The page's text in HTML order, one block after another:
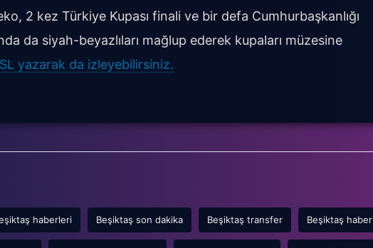
2 kez Türkiye Kupası finali ve bir defa Cumhurbaşkanlığı
da siyah-beyazlıları mağlup ederek kupaları müzesine
yazarak da izleyebilirsiniz.
haberleri Beşiktaş son dakika Beşiktaş transfer Beşiktaş haber